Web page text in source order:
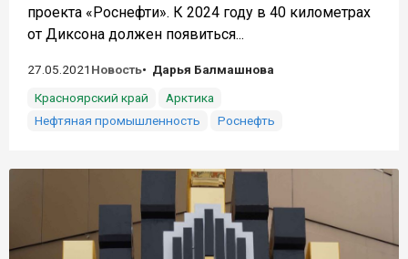
проекта «Роснефти». К 2024 году в 40 километрах
от Диксона должен появиться...
27.05.2021 Новость
Дарья Балмашнова
Красноярский край
Арктика
Нефтяная промышленность
Роснефть